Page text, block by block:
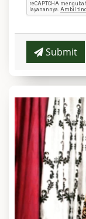
Submit